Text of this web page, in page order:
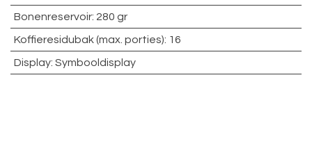
Bonenreservoir: 280 gr
Koffieresidubak (max. porties): 16
Display: Symbooldisplay